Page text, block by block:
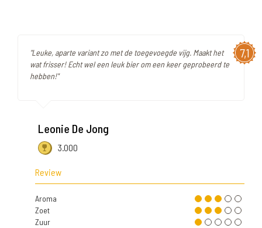
7,1
"Leuke, aparte variant zo met de toegevoegde vijg. Maakt het
wat frisser! Echt wel een leuk bier om een keer geprobeerd te
hebben!"
Leonie De Jong
3.000
Review
Aroma
Zoet
Zuur